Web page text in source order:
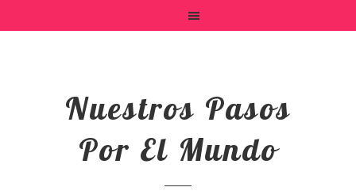
Nuestros Pasos
Por El Mundo